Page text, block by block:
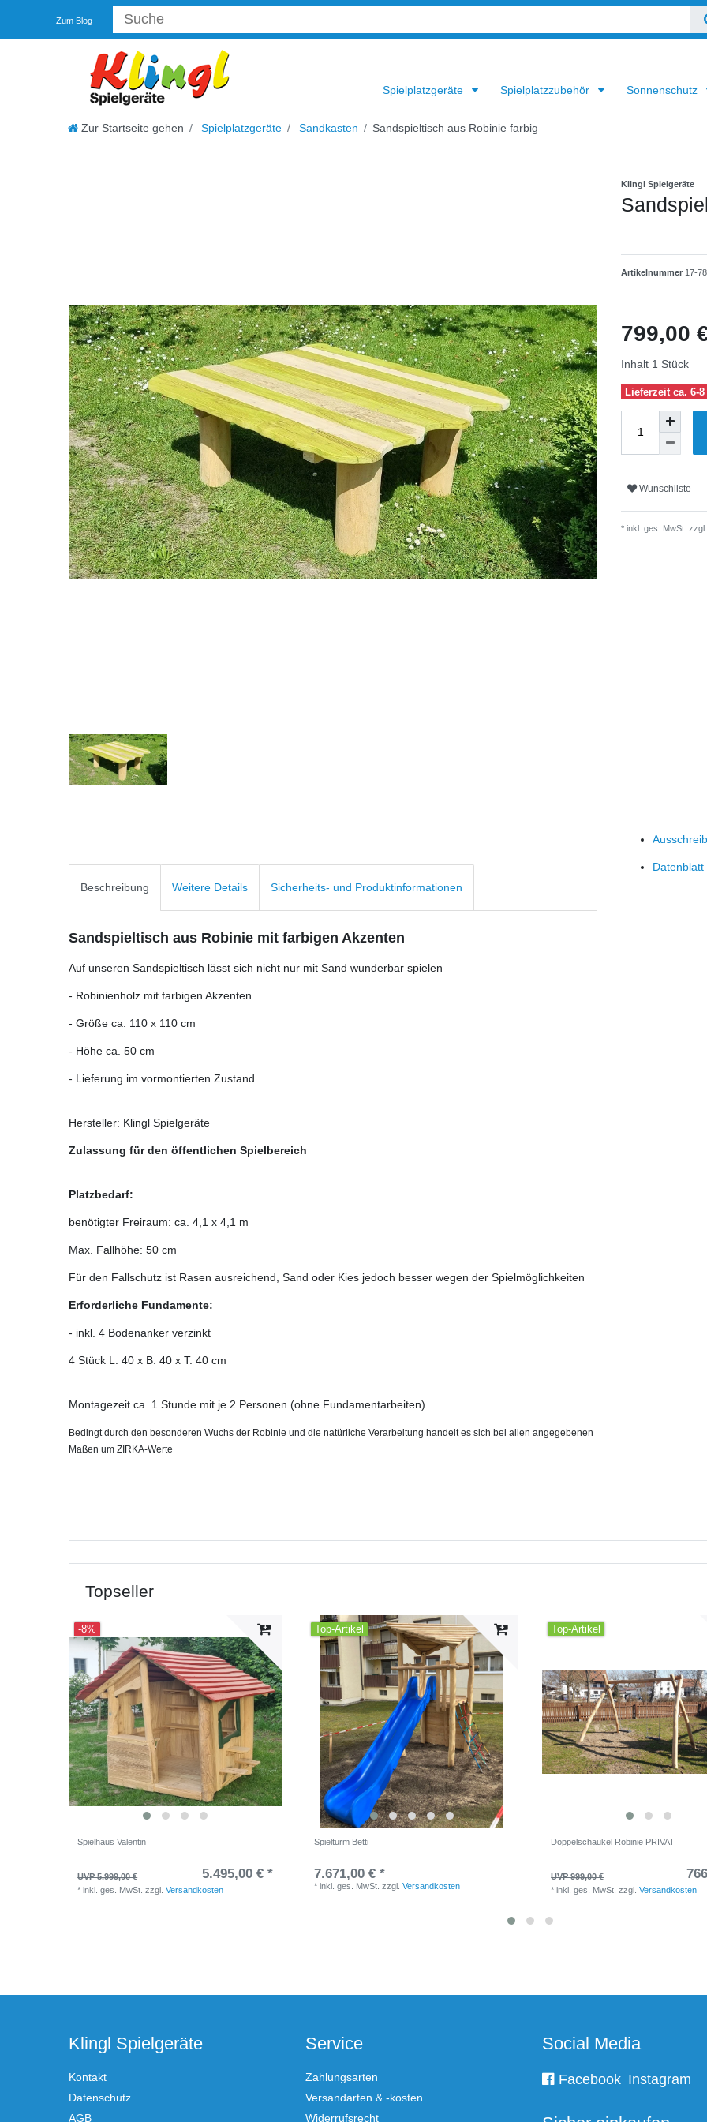
Zum Blog
Spielplatzgeräte Spielplatzzubehör Sonnenschutz
Zur Startseite gehen Spielplatzgeräte Sandkasten Sandspieltisch aus Robinie farbig
Klingl Spielgeräte
Artikelnummer 17-
799,00
Inhalt 1 Stück
Lieferzeit ca. 6-
Wunschliste
* inkl. ges. MwSt. zzgl.
Beschreibung Weitere Details Sicherheits- und Produktinformationen
Sandspieltisch aus Robinie mit farbigen Akzenten
Auf unseren Sandspieltisch lässt sich nicht nur mit Sand wunderbar spielen
- Robinienholz mit farbigen Akzenten
- Größe ca. 110 x 110 cm
- Höhe ca. 50 cm
- Lieferung im vormontierten Zustand
Hersteller: Klingl Spielgeräte
Zulassung für den öffentlichen Spielbereich
Platzbedarf:
benötigter Freiraum: ca. 4,1 x 4,1 m
Max. Fallhöhe: 50 cm
Für den Fallschutz ist Rasen ausreichend, Sand oder Kies jedoch besser wegen der Spielmöglichkeiten
Erforderliche Fundamente:
- inkl. 4 Bodenanker verzinkt
4 Stück L: 40 x B: 40 x T: 40 cm
Montagezeit ca. 1 Stunde mit je 2 Personen (ohne Fundamentarbeiten)
Bedingt durch den besonderen Wuchs der Robinie und die natürliche Verarbeitung handelt es sich bei allen angegebenen
Maßen um ZIRKA-Werte
Datenblatt
Topseller
-8%
Spielhaus Valentin
UVP 5.999,00 € 5.495,00 € *
*inkl. ges. MwSt. zzgl.Versandkosten
Top-Artikel
Spielturm Betti
7.671,00 € *
*inkl. ges. MwSt. zzgl.Versandkosten
Top-Artikel
Doppelschaukel Robinie PRIVAT
UVP 999,00 €
*inkl. ges. MwSt. zzgl.Versandkosten
Klingl Spielgeräte
Kontakt
Datenschutz
AGB
Service
Zahlungsarten
Versandarten & -kosten
Widerrufsrecht
Social Media
Facebook Instagram